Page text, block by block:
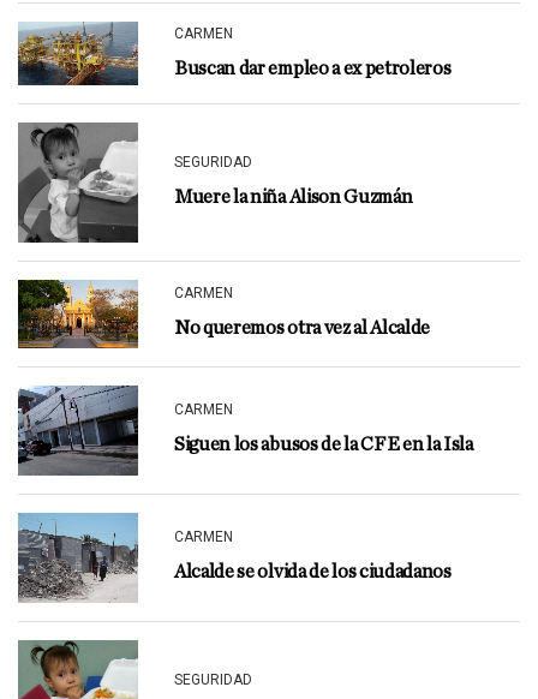
CARMEN
Buscan dar empleo a ex petroleros
SEGURIDAD
Muere la niña Alison Guzmán
CARMEN
No queremos otra vez al Alcalde
CARMEN
Siguen los abusos de la CFE en la Isla
CARMEN
Alcalde se olvida de los ciudadanos
SEGURIDAD